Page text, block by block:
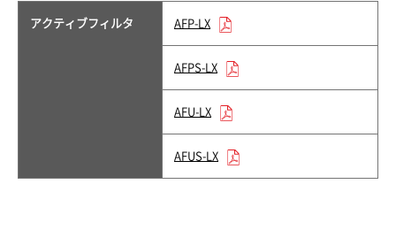
アクティブフィルタ AFP-LX
AFPS-LX
AFU-LX
AFUS-LX